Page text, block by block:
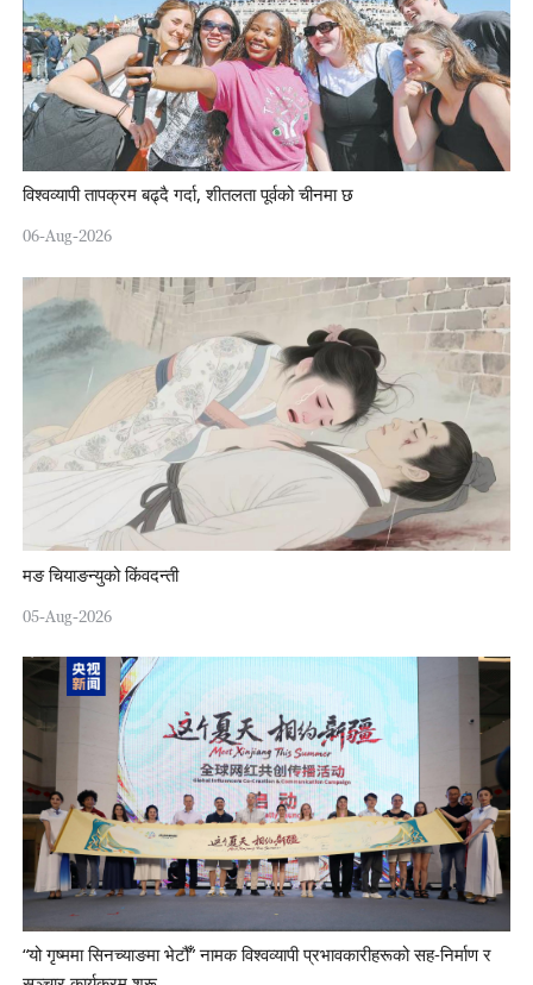
विश्वव्यापी तापक्रम बढ्दै गर्दा, शीतलता पूर्वको चीनमा छ
06-Aug-2026
मङ चियाङन्युको किंवदन्ती
05-Aug-2026
“यो गृष्ममा सिनच्याङमा भेटौँ” नामक विश्वव्यापी प्रभावकारीहरूको सह-निर्माण र